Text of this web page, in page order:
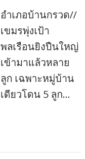
อำเภอบ้านกรวด//
เขมรพุ่งเป้า
พลเรือนยิงปืนใหญ่
เข้ามาแล้วหลาย
ลูก เฉพาะหมู่บ้าน
เดียวโดน 5 ลูก…